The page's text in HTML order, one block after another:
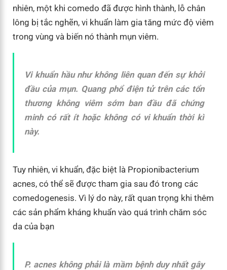
nhiên, một khi comedo đã được hình thành, lỗ chân
lông bị tắc nghẽn, vi khuẩn làm gia tăng mức độ viêm
trong vùng và biến nó thành mụn viêm.
Vi khuẩn hầu như không liên quan đến sự khởi
đầu của mụn. Quang phổ điện tử trên các tổn
thương không viêm sớm ban đầu đã chứng
minh có rất ít hoặc không có vi khuẩn thời kì
này.
Tuy nhiên, vi khuẩn, đặc biệt là Propionibacterium
acnes, có thể sẽ được tham gia sau đó trong các
comedogenesis. Vì lý do này, rất quan trọng khi thêm
các sản phẩm kháng khuẩn vào quá trình chăm sóc
da của bạn
P. acnes không phải là mầm bệnh duy nhất gây